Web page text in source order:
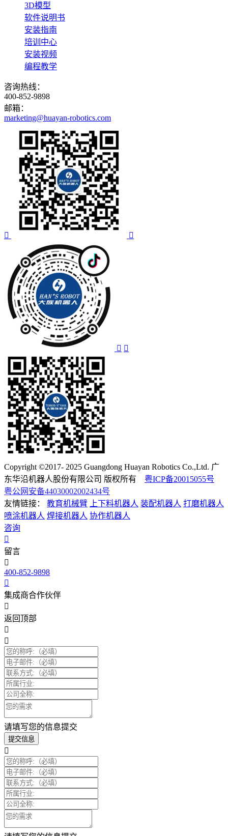
3D模型
软件说明书
安装指南
培训中心
安装视频
编程教学
咨询热线：
400-852-9898
邮箱：
marketing@huayan-robotics.com
Copyright ©2017- 2025 Guangdong Huayan Robotics Co.,Ltd. 广
东华沿机器人股份有限公司 版权所有 粤ICP备20015055号
粤公网安备44030002002434号
友情链接：
教育机械臂 上下料机器人 装配机器人 打磨机器人
喷涂机器人 焊接机器人 协作机器人
咨询
留言
400-852-9898
集成商合作伙伴
返回顶部
请填写您的信息提交
提交信息